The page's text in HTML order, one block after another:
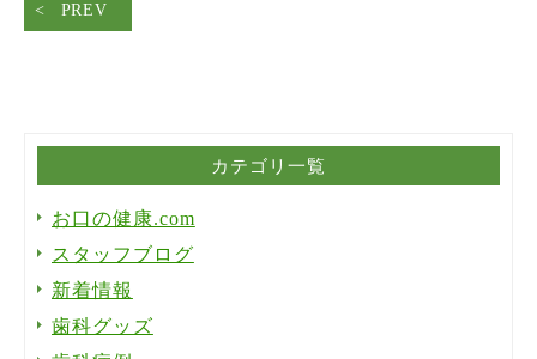
PREV
カテゴリ一覧
お口の健康.com
スタッフブログ
新着情報
歯科グッズ